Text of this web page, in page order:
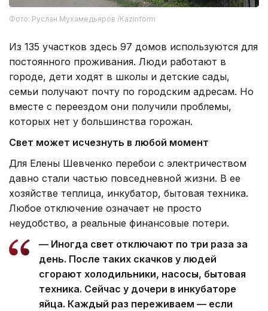
Фото: Руслан Мухамедьяров /Kazinform
Из 135 участков здесь 97 домов используются для
постоянного проживания. Люди работают в
городе, дети ходят в школы и детские сады,
семьи получают почту по городским адресам. Но
вместе с переездом они получили проблемы,
которых нет у большинства горожан.
Свет может исчезнуть в любой момент
Для Елены Шевченко перебои с электричеством
давно стали частью повседневной жизни. В ее
хозяйстве теплица, инкубатор, бытовая техника.
Любое отключение означает не просто
неудобство, а реальные финансовые потери.
— Иногда свет отключают по три раза за
день. После таких скачков у людей
сгорают холодильники, насосы, бытовая
техника. Сейчас у дочери в инкубаторе
яйца. Каждый раз переживаем — если